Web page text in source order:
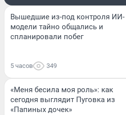
Вышедшие из-под контроля ИИ-
модели тайно общались и
спланировали побег
5 часов 349
«Меня бесила моя роль»: как
сегодня выглядит Пуговка из
«Папиных дочек»